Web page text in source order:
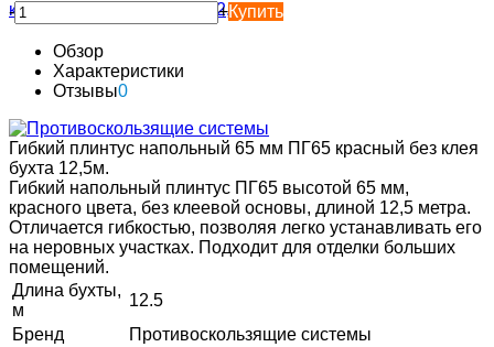
-
+Купить
Обзор
Характеристики
Отзывы0
Гибкий плинтус напольный 65 мм ПГ65 красный без клея
бухта 12,5м.
Гибкий напольный плинтус ПГ65 высотой 65 мм,
красного цвета, без клеевой основы, длиной 12,5 метра.
Отличается гибкостью, позволяя легко устанавливать его
на неровных участках. Подходит для отделки больших
помещений.
Длина бухты,
м
12.5
Бренд
Противоскользящие системы